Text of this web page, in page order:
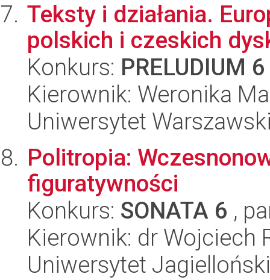
Teksty i działania.
polskich i czeskich
Konkurs: PRELUDIUM 6
Kierownik: Weronika
Uniwersytet
Politropia:
figuratywności
Konkurs: SONATA 6 ,
Kierownik: dr Wojciech
Uniwersytet